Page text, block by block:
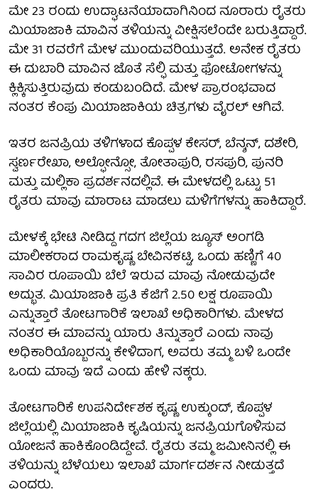
ಮೇ 23 ರಂದು ಉದ್ಘಾಟನೆಯಾದಾಗಿನಿಂದ ನೂರಾರು ರೈತರು
ಮಿಯಾಜಾಕಿ ಮಾವಿನ ತಳಿಯನ್ನು ವೀಕ್ಷಿಸಲೆಂದೇ ಬರುತ್ತಿದ್ದಾರೆ.
ಮೇ 31 ರವರೆಗೆ ಮೇಳ ಮುಂದುವರಿಯುತ್ತದೆ. ಅನೇಕ ರೈತರು
ಈ ದುಬಾರಿ ಮಾವಿನ ಜೊತೆ ಸೆಲ್ಫಿ ಮತ್ತು ಫೋಟೋಗಳನ್ನು
ಕ್ಲಿಕ್ಕಿಸುತ್ತಿರುವುದು ಕಂಡುಬಂದಿದೆ. ಮೇಳ ಪ್ರಾರಂಭವಾದ
ನಂತರ ಕೆಂಪು ಮಿಯಾಜಾಕಿಯ ಚಿತ್ರಗಳು ವೈರಲ್ ಆಗಿವೆ.
ಇತರ ಜನಪ್ರಿಯ ತಳಿಗಳಾದ ಕೊಪ್ಪಳ ಕೇಸರ್, ಬೆನ್ಶನ್, ದಶೇರಿ,
ಸ್ವರ್ಣರೇಖಾ, ಅಲ್ಫೋನ್ಸೋ, ತೋತಾಪುರಿ, ರಸಪುರಿ, ಪುನರಿ
ಮತ್ತು ಮಲ್ಲಿಕಾ ಪ್ರದರ್ಶನದಲ್ಲಿವೆ. ಈ ಮೇಳದಲ್ಲಿ ಒಟ್ಟು 51
ರೈತರು ಮಾವು ಮಾರಾಟ ಮಾಡಲು ಮಳಿಗೆಗಳನ್ನು ಹಾಕಿದ್ದಾರೆ.
ಮೇಳಕ್ಕೆ ಭೇಟಿ ನೀಡಿದ್ದ ಗದಗ ಜಿಲ್ಲೆಯ ಜ್ಯೂಸ್ ಅಂಗಡಿ
ಮಾಲೀಕರಾದ ರಾಮಕೃಷ್ಣ ಬೇವಿನಕಟ್ಟಿ, ಒಂದು ಹಣ್ಣಿಗೆ 40
ಸಾವಿರ ರೂಪಾಯಿ ಬೆಲೆ ಇರುವ ಮಾವು ನೋಡುವುದೇ
ಅದ್ಭುತ. ಮಿಯಾಜಾಕಿ ಪ್ರತಿ ಕೆಜಿಗೆ 2.50 ಲಕ್ಷ ರೂಪಾಯಿ
ಎನ್ನುತ್ತಾರೆ ತೋಟಗಾರಿಕೆ ಇಲಾಖೆ ಅಧಿಕಾರಿಗಳು. ಮೇಳದ
ನಂತರ ಈ ಮಾವನ್ನು ಯಾರು ತಿನ್ನುತ್ತಾರೆ ಎಂದು ನಾವು
ಅಧಿಕಾರಿಯೊಬ್ಬರನ್ನು ಕೇಳಿದಾಗ, ಅವರು ತಮ್ಮ ಬಳಿ ಒಂದೇ
ಒಂದು ಮಾವು ಇದೆ ಎಂದು ಹೇಳಿ ನಕ್ಕರು.
ತೋಟಗಾರಿಕೆ ಉಪನಿರ್ದೇಶಕ ಕೃಷ್ಣ ಉಕ್ಕುಂದ್, ಕೊಪ್ಪಳ
ಜಿಲ್ಲೆಯಲ್ಲಿ ಮಿಯಾಜಾಕಿ ಕೃಷಿಯನ್ನು ಜನಪ್ರಿಯಗೊಳಿಸುವ
ಯೋಜನೆ ಹಾಕಿಕೊಂಡಿದ್ದೇವೆ. ರೈತರು ತಮ್ಮ ಜಮೀನಿನಲ್ಲಿ ಈ
ತಳಿಯನ್ನು ಬೆಳೆಯಲು ಇಲಾಖೆ ಮಾರ್ಗದರ್ಶನ ನೀಡುತ್ತದೆ